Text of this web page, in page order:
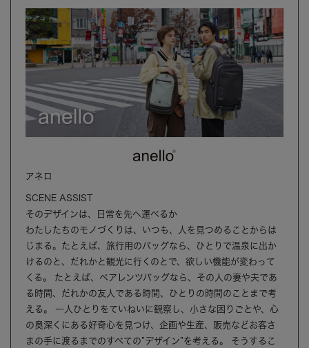
アネロ
SCENE ASSIST
そのデザインは、日常を先へ運べるか
わたしたちのモノづくりは、いつも、人を見つめることからは
じまる。たとえば、旅行用のバッグなら、ひとりで温泉に出か
けるのと、だれかと観光に行くのとで、欲しい機能が変わって
くる。 たとえば、ペアレンツバッグなら、その人の妻や夫であ
る時間、だれかの友人である時間、ひとりの時間のことまで考
える。 一人ひとりをていねいに観察し、小さな困りごとや、心
の奥深くにある好奇心を見つけ、企画や生産、販売などお客さ
まの手に渡るまでのすべての”デザイン”を考える。 そうするこ